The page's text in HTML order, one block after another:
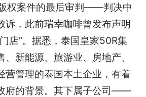
权案件的最后审判——判决中
诉，此前瑞幸咖啡曾发布声明
店”。据悉，泰国皇家50R集
新能源、旅游业、房地产、
营管理的泰国本土企业，有着
府的背景。其下属子公司——